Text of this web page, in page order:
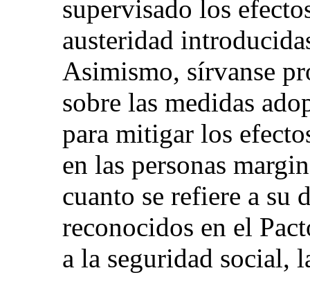
supervisado los
austeridad
Asimismo, sírvanse
sobre las medidas
para mitigar los
en las personas
cuanto se refiere a su
reconocidos en el
a la seguridad social,